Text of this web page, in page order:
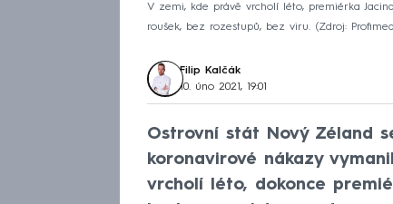
V zemi, kde právě vrcholí léto, premiérka
roušek, bez rozestupů, bez viru.
Zdroj:
Filip Kalčák
10. úno 2021, 19:01
Ostrovní stát Nový Zéland
koronavirové nákazy
vrcholí léto, dokonce